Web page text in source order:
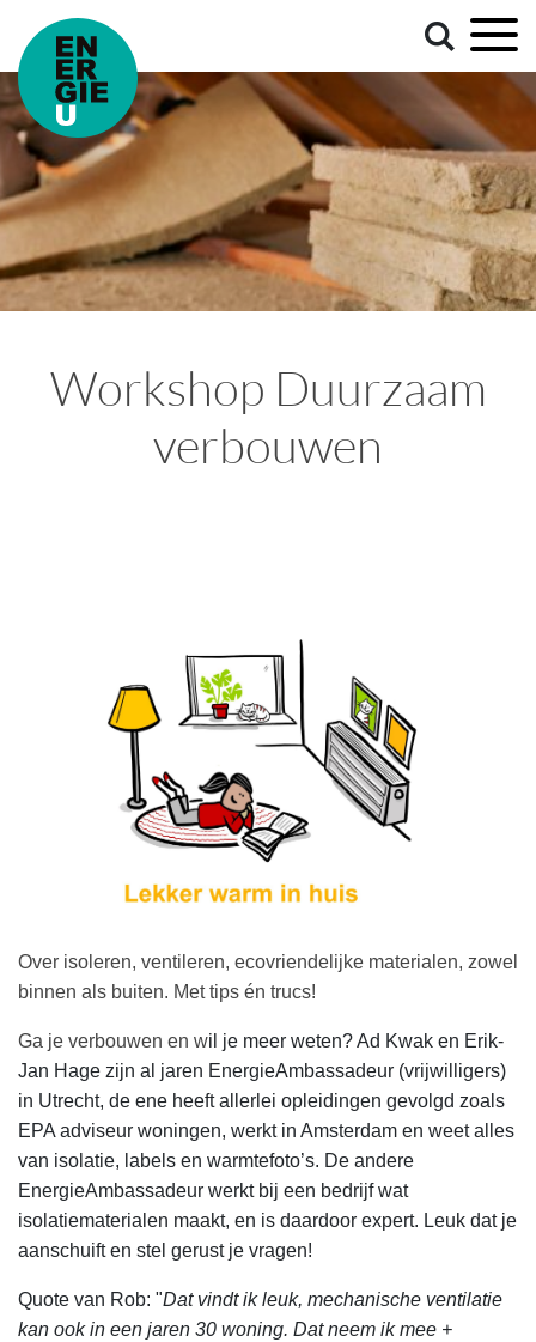
Workshop Duurzaam
verbouwen
Over isoleren, ventileren, ecovriendelijke materialen, zowel
binnen als buiten. Met tips én trucs!
Ga je verbouwen en wil je meer weten? Ad Kwak en Erik-
Jan Hage zijn al jaren EnergieAmbassadeur (vrijwilligers)
in Utrecht, de ene heeft allerlei opleidingen gevolgd zoals
EPA adviseur woningen, werkt in Amsterdam en weet alles
van isolatie, labels en warmtefoto’s. De andere
EnergieAmbassadeur werkt bij een bedrijf wat
isolatiematerialen maakt, en is daardoor expert. Leuk dat je
aanschuift en stel gerust je vragen!
Quote van Rob: "Dat vindt ik leuk, mechanische ventilatie
kan ook in een jaren 30 woning. Dat neem ik mee +